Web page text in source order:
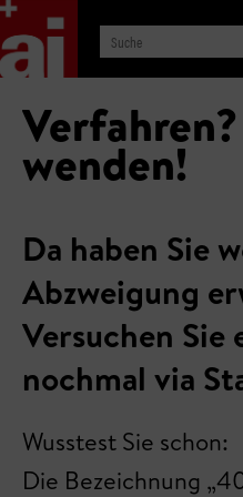
wenden!
Da haben Sie
Abzweigung
Versuchen
nochmal via
Wusstest Sie schon:
Die Bezeichnung